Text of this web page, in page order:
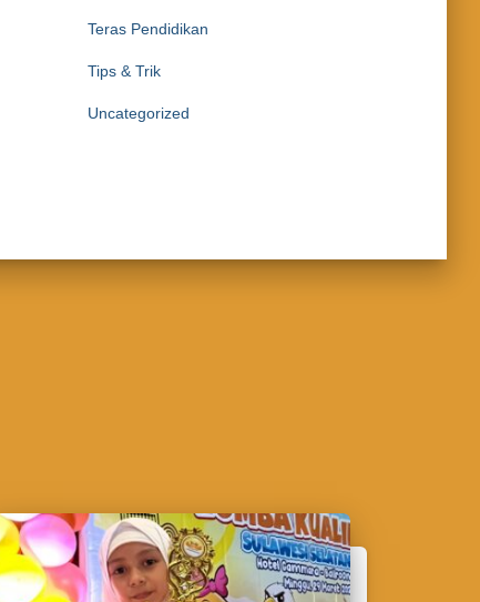
Teras Pendidikan
Tips & Trik
Uncategorized